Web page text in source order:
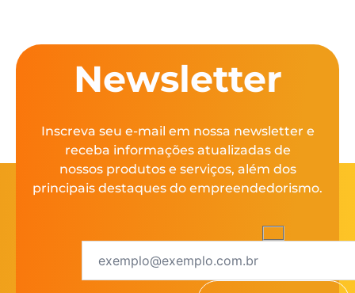
Newsletter
Inscreva seu e-mail em nossa newsletter e
receba informações atualizadas de
nossos produtos e serviços, além dos
principais destaques do empreendedorismo.